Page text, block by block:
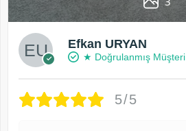
Efkan URYAN
★ Doğrulanmış Müşteri
5/5